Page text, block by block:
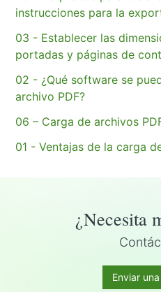
instrucciones para la
03 - Establecer las
portadas y páginas de
02 - ¿Qué software se
archivo PDF?
06 – Carga de archivos
01 - Ventajas de la carga
¿Necesita
Enviar